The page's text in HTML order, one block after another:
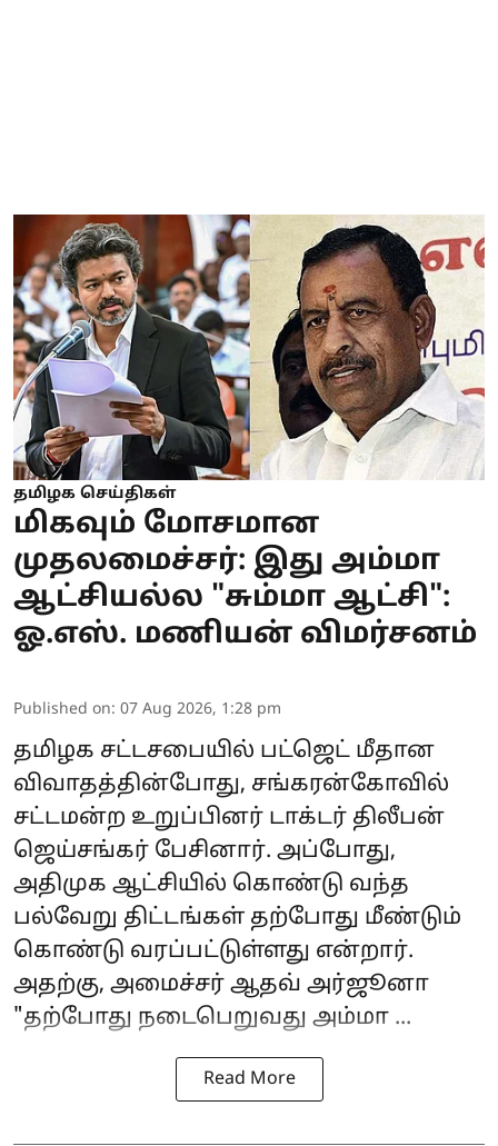
தமிழக செய்திகள்
மிகவும் மோசமான
முதலமைச்சர்: இது அம்மா
ஆட்சியல்ல "சும்மா ஆட்சி":
ஓ.எஸ். மணியன் விமர்சனம்
Published on: 07 Aug 2026, 1:28 pm
தமிழக சட்டசபையில் பட்ஜெட் மீதான
விவாதத்தின்போது, சங்கரன்கோவில்
சட்டமன்ற உறுப்பினர் டாக்டர் திலீபன்
ஜெய்சங்கர் பேசினார். அப்போது,
அதிமுக ஆட்சியில் கொண்டு வந்த
பல்வேறு திட்டங்கள் தற்போது மீண்டும்
கொண்டு வரப்பட்டுள்ளது என்றார்.
அதற்கு, அமைச்சர் ஆதவ் அர்ஜூனா
"தற்போது நடைபெறுவது அம்மா ...
Read More